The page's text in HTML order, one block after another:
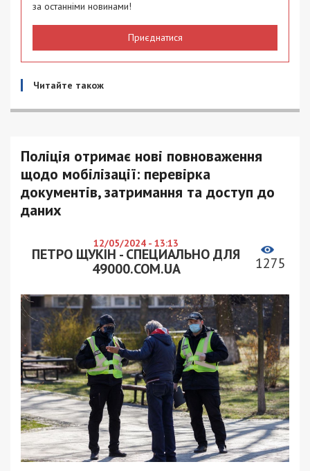
за останніми новинами!
Приєднатися
Читайте також
Поліція отримає нові повноваження
щодо мобілізації: перевірка
документів, затримання та доступ до
даних
12/05/2024 - 13:13
ПЕТРО ЩУКІН - СПЕЦИАЛЬНО ДЛЯ
49000.COM.UA
1275